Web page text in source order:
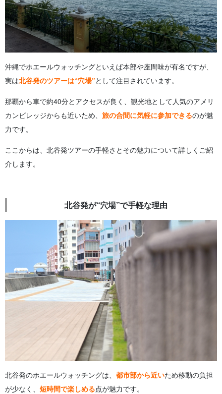
沖縄でホエールウォッチングといえば本部や座間味が有名ですが、
実は北谷発のツアーは“穴場”として注目されています。
那覇から車で約40分とアクセスが良く、観光地として人気のアメリ
カンビレッジからも近いため、 旅の合間に気軽に参加できるのが魅
力です。
ここからは、北谷発ツアーの手軽さとその魅力について詳しくご紹
介します。
北谷発が“穴場”で手軽な理由
北谷発のホエールウォッチングは、 都市部から近いため移動の負担
が少なく、 短時間で楽しめる点が魅力です。